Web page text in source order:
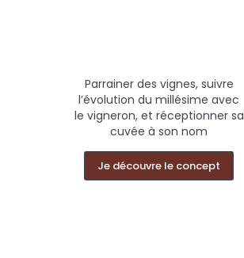
Parrainer des vignes, suivre
l’évolution du millésime avec
le vigneron, et réceptionner sa
cuvée à son nom
Je découvre le concept